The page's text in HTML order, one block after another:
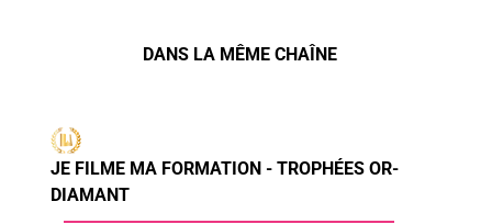
DANS LA MÊME CHAÎNE
JE FILME MA FORMATION - TROPHÉES OR-
DIAMANT